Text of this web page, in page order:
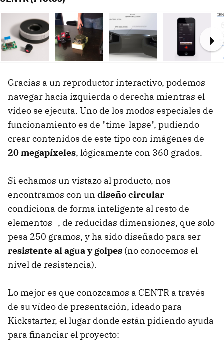
Gracias a un reproductor interactivo, podemos
navegar hacia izquierda o derecha mientras el
vídeo se ejecuta. Uno de los modos especiales de
funcionamiento es de "time-lapse", pudiendo
crear contenidos de este tipo con imágenes de
20 megapíxeles, lógicamente con 360 grados.
Si echamos un vistazo al producto, nos
encontramos con un diseño circular -
condiciona de forma inteligente al resto de
elementos -, de reducidas dimensiones, que solo
pesa 250 gramos, y ha sido diseñado para ser
resistente al agua y golpes (no conocemos el
nivel de resistencia).
Lo mejor es que conozcamos a CENTR a través
de su vídeo de presentación, ideado para
Kickstarter, el lugar donde están pidiendo ayuda
para financiar el proyecto: